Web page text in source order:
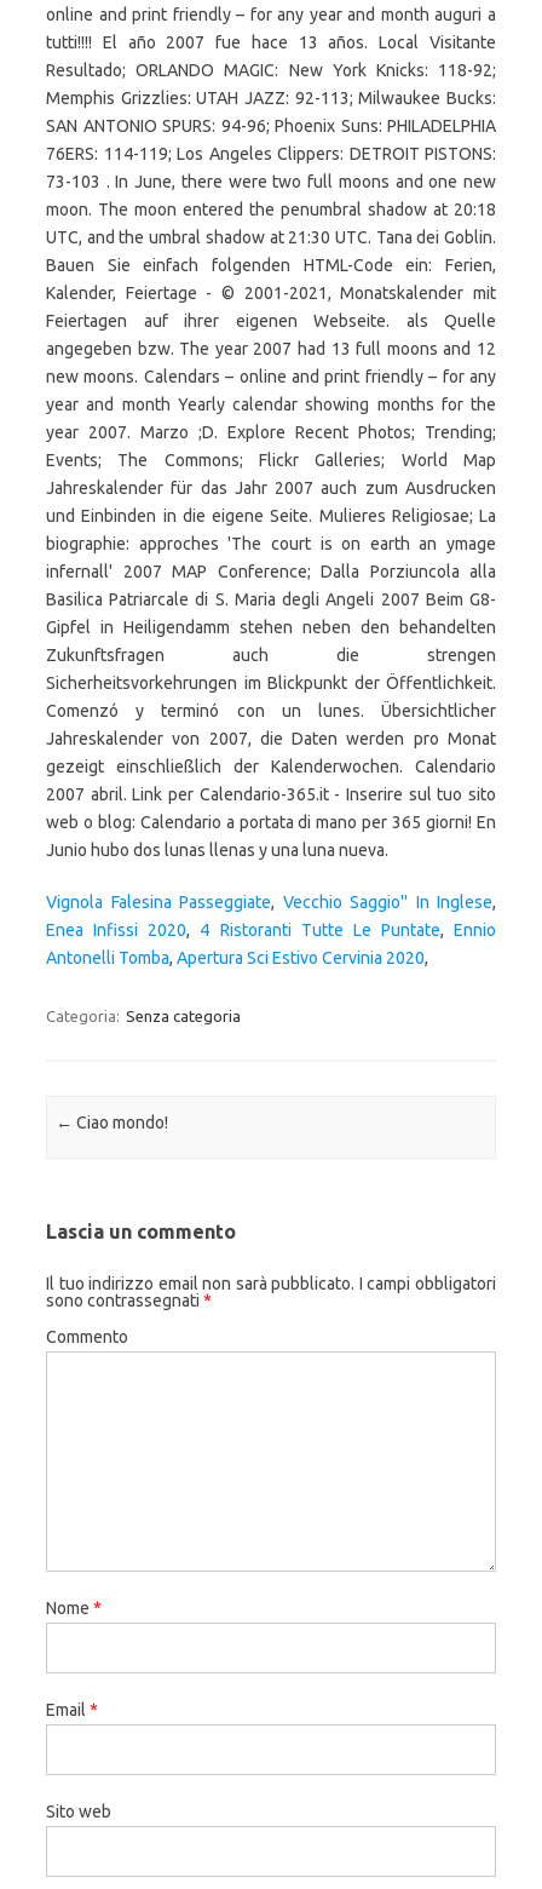
online and print friendly – for any year and month auguri a
tutti!!!! El año 2007 fue hace 13 años. Local Visitante
Resultado; ORLANDO MAGIC: New York Knicks: 118-92;
Memphis Grizzlies: UTAH JAZZ: 92-113; Milwaukee Bucks:
SAN ANTONIO SPURS: 94-96; Phoenix Suns: PHILADELPHIA
76ERS: 114-119; Los Angeles Clippers: DETROIT PISTONS:
73-103 . In June, there were two full moons and one new
moon. The moon entered the penumbral shadow at 20:18
UTC, and the umbral shadow at 21:30 UTC. Tana dei Goblin.
Bauen Sie einfach folgenden HTML-Code ein: Ferien,
Kalender, Feiertage - © 2001-2021, Monatskalender mit
Feiertagen auf ihrer eigenen Webseite. als Quelle
angegeben bzw. The year 2007 had 13 full moons and 12
new moons. Calendars – online and print friendly – for any
year and month Yearly calendar showing months for the
year 2007. Marzo ;D. Explore Recent Photos; Trending;
Events; The Commons; Flickr Galleries; World Map
Jahreskalender für das Jahr 2007 auch zum Ausdrucken
und Einbinden in die eigene Seite. Mulieres Religiosae; La
biographie: approches 'The court is on earth an ymage
infernall' 2007 MAP Conference; Dalla Porziuncola alla
Basilica Patriarcale di S. Maria degli Angeli 2007 Beim G8-
Gipfel in Heiligendamm stehen neben den behandelten
Zukunftsfragen auch die strengen
Sicherheitsvorkehrungen im Blickpunkt der Öffentlichkeit.
Comenzó y terminó con un lunes. Übersichtlicher
Jahreskalender von 2007, die Daten werden pro Monat
gezeigt einschließlich der Kalenderwochen. Calendario
2007 abril. Link per Calendario-365.it - Inserire sul tuo sito
web o blog: Calendario a portata di mano per 365 giorni! En
Junio hubo dos lunas llenas y una luna nueva.
Vignola Falesina Passeggiate, Vecchio Saggio'' In Inglese,
Enea Infissi 2020, 4 Ristoranti Tutte Le Puntate, Ennio
Antonelli Tomba, Apertura Sci Estivo Cervinia 2020,
Categoria: Senza categoria
Navigazione articolo
← Ciao mondo!
Lascia un commento
Il tuo indirizzo email non sarà pubblicato. I campi obbligatori
sono contrassegnati *
Commento
Nome *
Email *
Sito web